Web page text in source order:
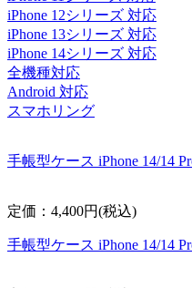
iPhone 12シリーズ 対応
iPhone 13シリーズ 対応
iPhone 14シリーズ 対応
全機種対応
Android 対応
スマホリング
手帳型ケース iPhone 14/14
定価：4,400円(税込)
手帳型ケース iPhone 14/14